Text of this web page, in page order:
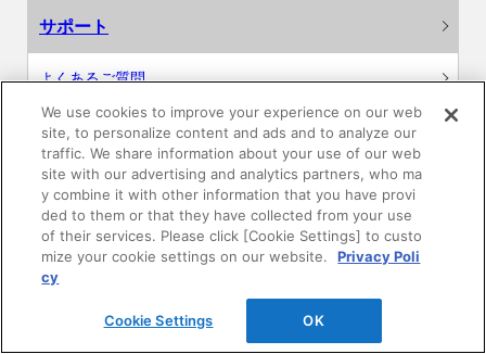
サポート
よくあるご質問
カタログ閲覧・資料請求
各種データダウンロード
WEB見積・各種シミュレーション
交換用部品の購入
We use cookies to improve your experience on our web
site, to personalize content and ads and to analyze our
traffic. We share information about your use of our web
site with our advertising and analytics partners, who ma
y combine it with other information that you have provi
ded to them or that they have collected from your use
of their services. Please click [Cookie Settings] to custo
mize your cookie settings on our website.
Privacy Poli
cy
Cookie Settings OK